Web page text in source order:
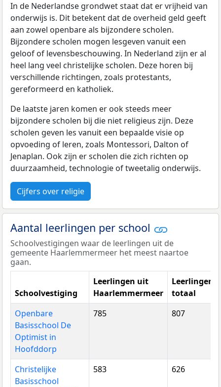
In de Nederlandse grondwet staat dat er vrijheid van
onderwijs is. Dit betekent dat de overheid geld geeft
aan zowel openbare als bijzondere scholen.
Bijzondere scholen mogen lesgeven vanuit een
geloof of levensbeschouwing. In Nederland zijn er al
heel lang veel christelijke scholen. Deze horen bij
verschillende richtingen, zoals protestants,
gereformeerd en katholiek.
De laatste jaren komen er ook steeds meer
bijzondere scholen bij die niet religieus zijn. Deze
scholen geven les vanuit een bepaalde visie op
opvoeding of leren, zoals Montessori, Dalton of
Jenaplan. Ook zijn er scholen die zich richten op
duurzaamheid, technologie of tweetalig onderwijs.
Cijfers over religie
Aantal leerlingen per school
Schoolvestigingen waar de leerlingen uit de
gemeente Haarlemmermeer het meest naartoe
gaan.
Schoolvestiging
Leerlingen uit
Haarlemmermeer
Leerlingen
totaal
Openbare
Basisschool De
Optimist in
Hoofddorp
785 807
Christelijke
Basisschool
583 626